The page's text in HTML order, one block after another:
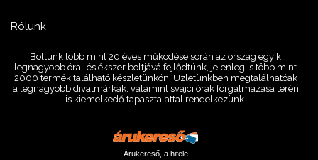
Rólunk
Boltunk több mint 20 éves működése során az ország egyik
legnagyobb óra- és ékszer boltjává fejlődtünk, jelenleg is több mint
2000 termék található készletünkön. Üzletünkben megtalálhatóak
a legnagyobb divatmárkák, valamint svájci órák forgalmazása terén
is kiemelkedő tapasztalattal rendelkezünk.
Árukereső, a hitele